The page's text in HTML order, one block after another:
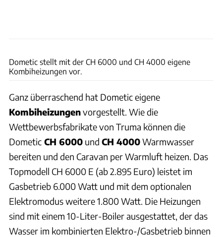
Dometic stellt mit der CH 6000 und CH 4000 eigene
Kombiheizungen vor.
Ganz überraschend hat Dometic eigene
Kombiheizungenvorgestellt. Wie die
Wettbewerbsfabrikate von Truma können die
Dometic CH 6000 und CH 4000Warmwasser
bereiten und den Caravan per Warmluft heizen. Das
Topmodell CH 6000 E (ab 2.895 Euro) leistet im
Gasbetrieb 6.000 Watt und mit dem optionalen
Elektromodus weitere 1.800 Watt. Die Heizungen
sind mit einem 10-Liter-Boiler ausgestattet, der das
Wasser im kombinierten Elektro-/Gasbetrieb binnen